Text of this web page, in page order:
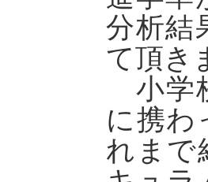
分析結
て頂き
小学
に携わ
れまで